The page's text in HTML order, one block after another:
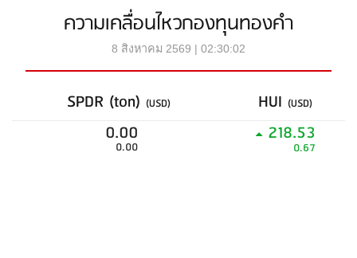
ความเคลื่อนไหวกองทุนทองคำ
8 สิงหาคม 2569 | 02:30:02
SPDR (ton) (USD) HUI (USD)
0.00
0.00
218.53
0.67